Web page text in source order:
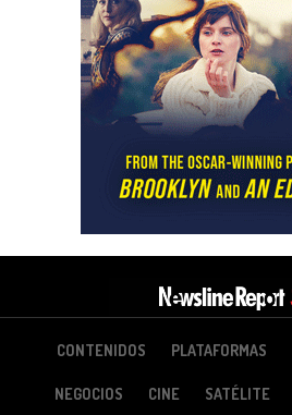
CONTENIDOS PLATAFORMAS
NEGOCIOS CINE SATÉLITE